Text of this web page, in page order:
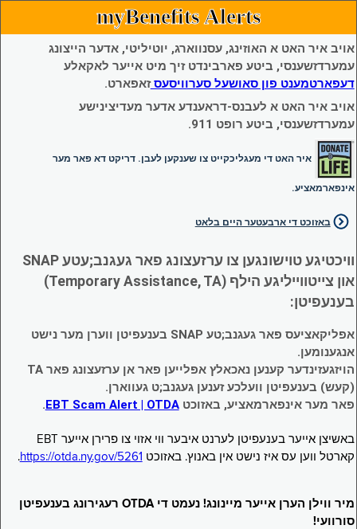
myBenefits Alerts
אויב איר האט א האוזינג, עסנווארג, יוטיליטי, אדער הייצונג
עמערדזשענסי, ביטע פארבינדט זיך מיט אייער לאקאלע
דעפארטמענט פון סאושעל סערוויסעסזאפארט.
אויב איר האט א לעבנס-דראענדע אדער מעדיצינישע
עמערדזשענסי, ביטע רופט 911.
איר האט די מעגליכקייט צו שענקען לעבן. דריקט דא פאר מער
אינפארמאציע.
באזוכט די ארבעטער היים בלאט
וויכטיגע טוישונגען צו ערזעצונג פאר געגנב;עטע SNAP
און צייטווייליגע הילף (Temporary Assistance, TA)
בענעפיטן:
אפליקאציעס פאר געגנב;טע SNAP בענעפיטן ווערן מער נישט
אנגענומען.
הויזגעזינדער קענען נאכאלץ אפּלייען פאר אן ערזעצונג פאר TA
(קעש) בענעפיטן וועלכע זענען געגנב;ט געווארן.
פאר מער אינפארמאציע, באזוכטEBT Scam Alert | OTDA
.
באשיצן אייער בענעפיטן לערנט איבער ווי אזוי צו פרירן אייער EBT
קארטל ווען עס איז נישט אין באנוץ. באזוכט https://otda.ny.gov/5261
.
מיר ווילן הערן אייער מיינונג! נעמט די OTDA רעגירונג בענעפיטן
סורוועי!